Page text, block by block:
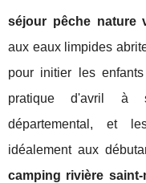
séjour pêche nature
aux eaux limpides
pour initier les
pratique d'avril à
départemental, et
idéalement aux
camping rivière saint-